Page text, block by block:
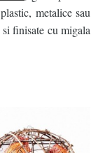
metalice sau
finisate cu migala